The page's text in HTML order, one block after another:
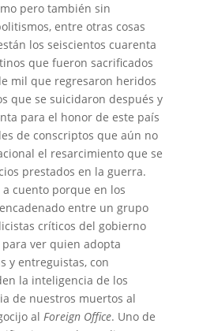
pero también sin
entre otras cosas
los seiscientos cuarenta
que fueron sacrificados
mil que regresaron heridos
que se suicidaron después y
para el honor de este país
de conscriptos que aún no
el resarcimiento que se
prestados en la guerra.
cuento porque en los
entre un grupo
críticos del gobierno
ver quien adopta
y entreguistas, con
la inteligencia de los
de nuestros muertos al
al Foreign Office. Uno de